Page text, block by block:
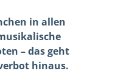
in allen
– das geht
hinaus.